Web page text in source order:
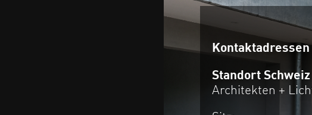
Kontaktadressen
Standort Schweiz
Architekten +